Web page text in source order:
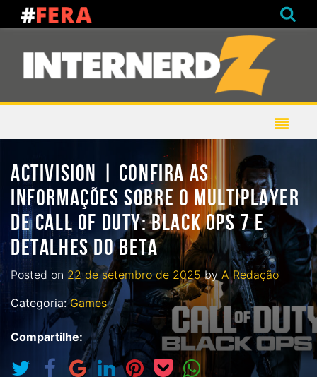
ACTIVISION | CONFIRA AS
INFORMAÇÕES SOBRE O MULTIPLAYER
DE CALL OF DUTY: BLACK OPS 7 E
DETALHES DO BETA
Posted on 22 de setembro de 2025by A Redação
Categoria:Games
Compartilhe: